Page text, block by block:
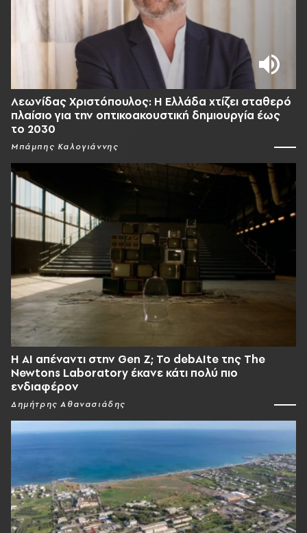
Λεωνίδας Χριστόπουλος: Η Ελλάδα χτίζει σταθερό
πλαίσιο για την οπτικοακουστική δημιουργία έως
το 2030
Μπάμπης Καλογιάννης
Η AI απέναντι στην Gen Z; Το debAIte της The
Newtons Laboratory έκανε κάτι πολύ πιο
ενδιαφέρον
Δημήτρης Αθανασιάδης